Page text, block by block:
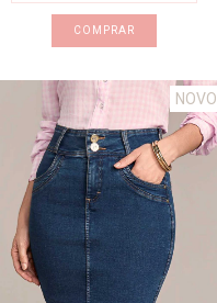
COMPRAR
NOVO